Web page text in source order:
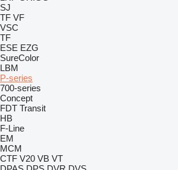
SJ
TF VF
VSC
TF
ESE EZG
SureColor
LBM
P-series
700-series
Concept
FDT Transit
HB
F-Line
EM
MCM
CTF V20 VB VT